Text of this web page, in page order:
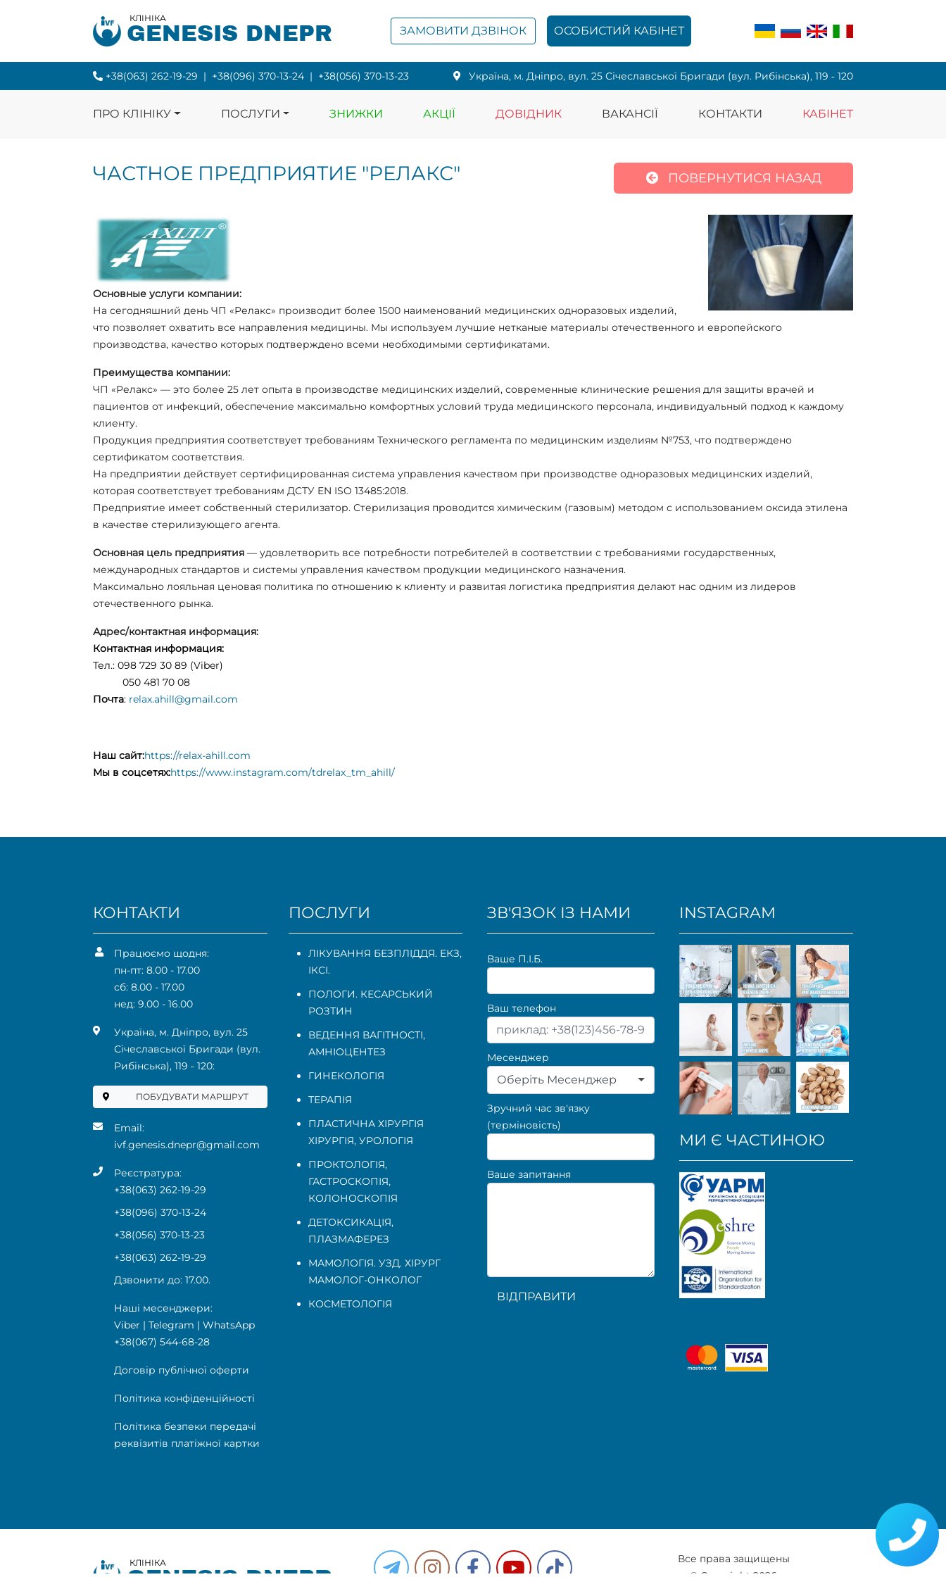
КЛІНІКА
GENESIS DNEPR ЗАМОВИТИ ДЗВІНОК ОСОБИСТИЙ КАБІНЕТ
+38(063) 262-19-29 | +38(096) 370-13-24 | +38(056) 370-13-23 Українa, м. Дніпро, вул. 25 Січеславської Бригади (вул. Рибінська), 119 ‑ 120
ПРО КЛІНІКУ ПОСЛУГИ ЗНИЖКИ АКЦІЇ ДОВІДНИК ВАКАНСІЇ КОНТАКТИ КАБІНЕТ
ЧАСТНОЕ ПРЕДПРИЯТИЕ "РЕЛАКС" ПОВЕРНУТИСЯ НАЗАД
Основные услуги компании:
На сегодняшний день ЧП «Релакс» производит более 1500 наименований медицинских одноразовых изделий,
что позволяет охватить все направления медицины. Мы используем лучшие нетканые материалы отечественного и европейского
производства, качество которых подтверждено всеми необходимыми сертификатами.
Преимущества компании:
ЧП «Релакс» — это более 25 лет опыта в производстве медицинских изделий, современные клинические решения для защиты врачей и
пациентов от инфекций, обеспечение максимально комфортных условий труда медицинского персонала, индивидуальный подход к каждому
клиенту.
Продукция предприятия соответствует требованиям Технического регламента по медицинским изделиям №753, что подтверждено
сертификатом соответствия.
На предприятии действует сертифицированная система управления качеством при производстве одноразовых медицинских изделий,
которая соответствует требованиям ДСТУ EN ISO 13485:2018.
Предприятие имеет собственный стерилизатор. Стерилизация проводится химическим (газовым) методом с использованием оксида этилена
в качестве стерилизующего агента.
Основная цель предприятия — удовлетворить все потребности потребителей в соответствии с требованиями государственных,
международных стандартов и системы управления качеством продукции медицинского назначения.
Максимально лояльная ценовая политика по отношению к клиенту и развитая логистика предприятия делают нас одним из лидеров
отечественного рынка.
Адрес/контактная информация:
Контактная информация:
Тел.: 098 729 30 89 (Viber)
050 481 70 08
Почта: relax.ahill@gmail.com
Наш сайт:https://relax-ahill.com
Мы в соцсетях:https://www.instagram.com/tdrelax_tm_ahill/
КОНТАКТИ
Працюємо щодня:
пн-пт: 8.00 - 17.00
сб: 8.00 - 17.00
нед: 9.00 - 16.00
Українa, м. Дніпро, вул. 25
Січеславської Бригади (вул.
Рибінська), 119 ‑ 120:
ПОБУДУВАТИ МАРШРУТ
Email:
ivf.genesis.dnepr@gmail.com
Реєстратура:
+38(063) 262-19-29
+38(096) 370-13-24
+38(056) 370-13-23
+38(063) 262-19-29
Дзвонити до: 17.00.
Наші месенджери:
Viber | Telegram | WhatsApp
+38(067) 544-68-28
Договір публічної оферти
Політика конфіденційності
Політика безпеки передачі
реквізитів платіжної картки
ПОСЛУГИ
ЛІКУВАННЯ БЕЗПЛІДДЯ. ЕКЗ,
ІКСІ.
ПОЛОГИ. КЕСАРСЬКИЙ
РОЗТИН
ВЕДЕННЯ ВАГІТНОСТІ,
АМНІОЦЕНТЕЗ
ГИНЕКОЛОГІЯ
ТЕРАПІЯ
ПЛАСТИЧНА ХІРУРГІЯ
ХІРУРГІЯ, УРОЛОГІЯ
ПРОКТОЛОГІЯ,
ГАСТРОСКОПІЯ,
КОЛОНОСКОПІЯ
ДЕТОКСИКАЦІЯ,
ПЛАЗМАФЕРЕЗ
МАМОЛОГІЯ. УЗД. ХІРУРГ
МАМОЛОГ-ОНКОЛОГ
КОСМЕТОЛОГІЯ
ЗВ'ЯЗОК ІЗ НАМИ
Ваше П.I.Б.
Ваш телефон
Месенджер
Оберіть Месенджер
Зручний час зв'язку
(терміновість)
Ваше запитання
ВІДПРАВИТИ
INSTAGRAM
МИ Є ЧАСТИНОЮ
КЛІНІКА
Все права защищены